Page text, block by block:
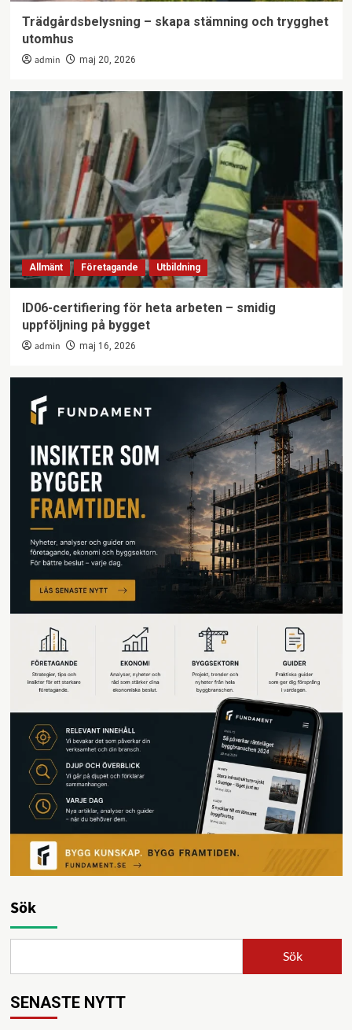
Trädgårdsbelysning – skapa stämning och trygghet
utomhus
admin maj 20, 2026
Allmänt Företagande Utbildning
ID06-certifiering för heta arbeten – smidig
uppföljning på bygget
admin maj 16, 2026
Sök
Sök
SENASTE NYTT